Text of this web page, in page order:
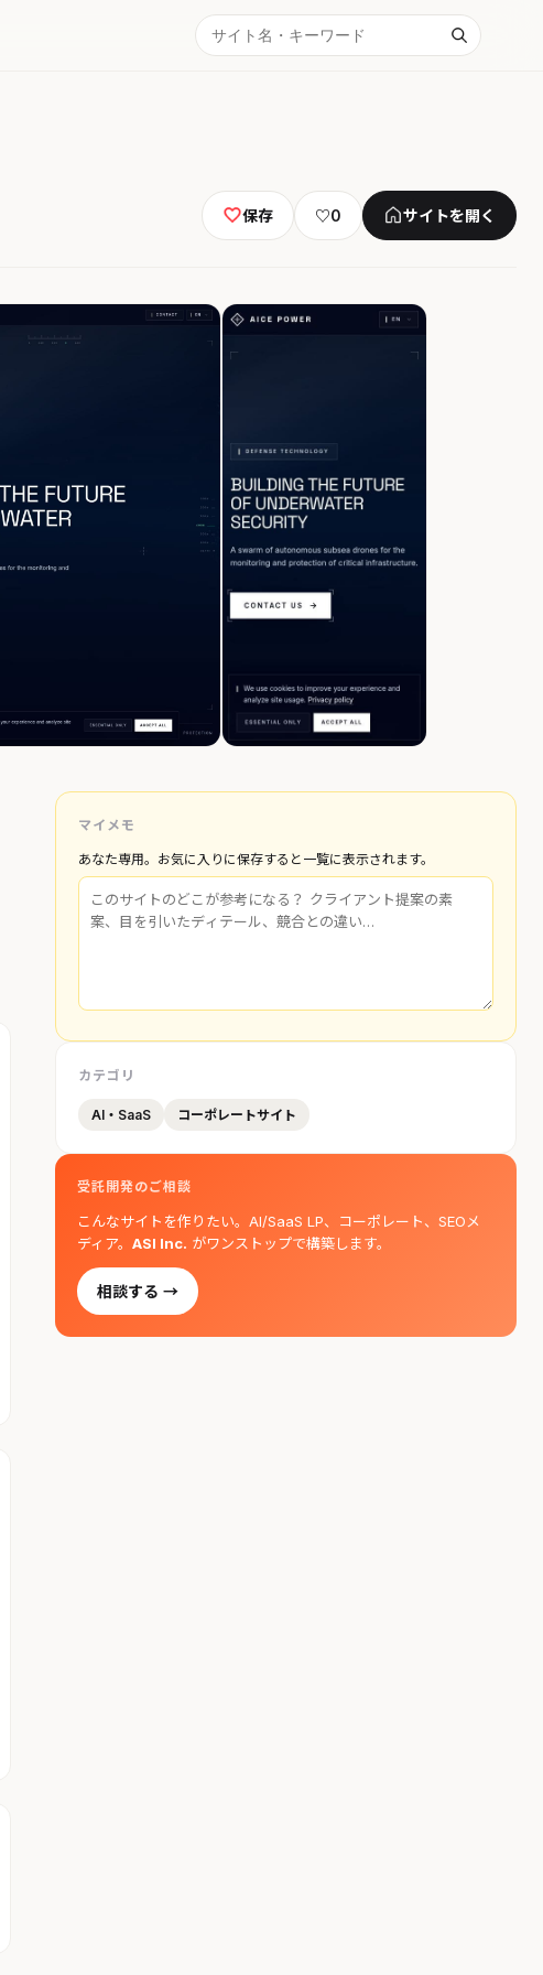
保存 ♡0 サイトを開く
マイメモ
あなた専用。お気に入りに保存すると一覧に表示されます。
カテゴリ
AI・SaaS コーポレートサイト
受託開発のご相談
こんなサイトを作りたい。AI/SaaS LP、コーポレート、SEOメ
ディア。ASI Inc. がワンストップで構築します。
相談する →